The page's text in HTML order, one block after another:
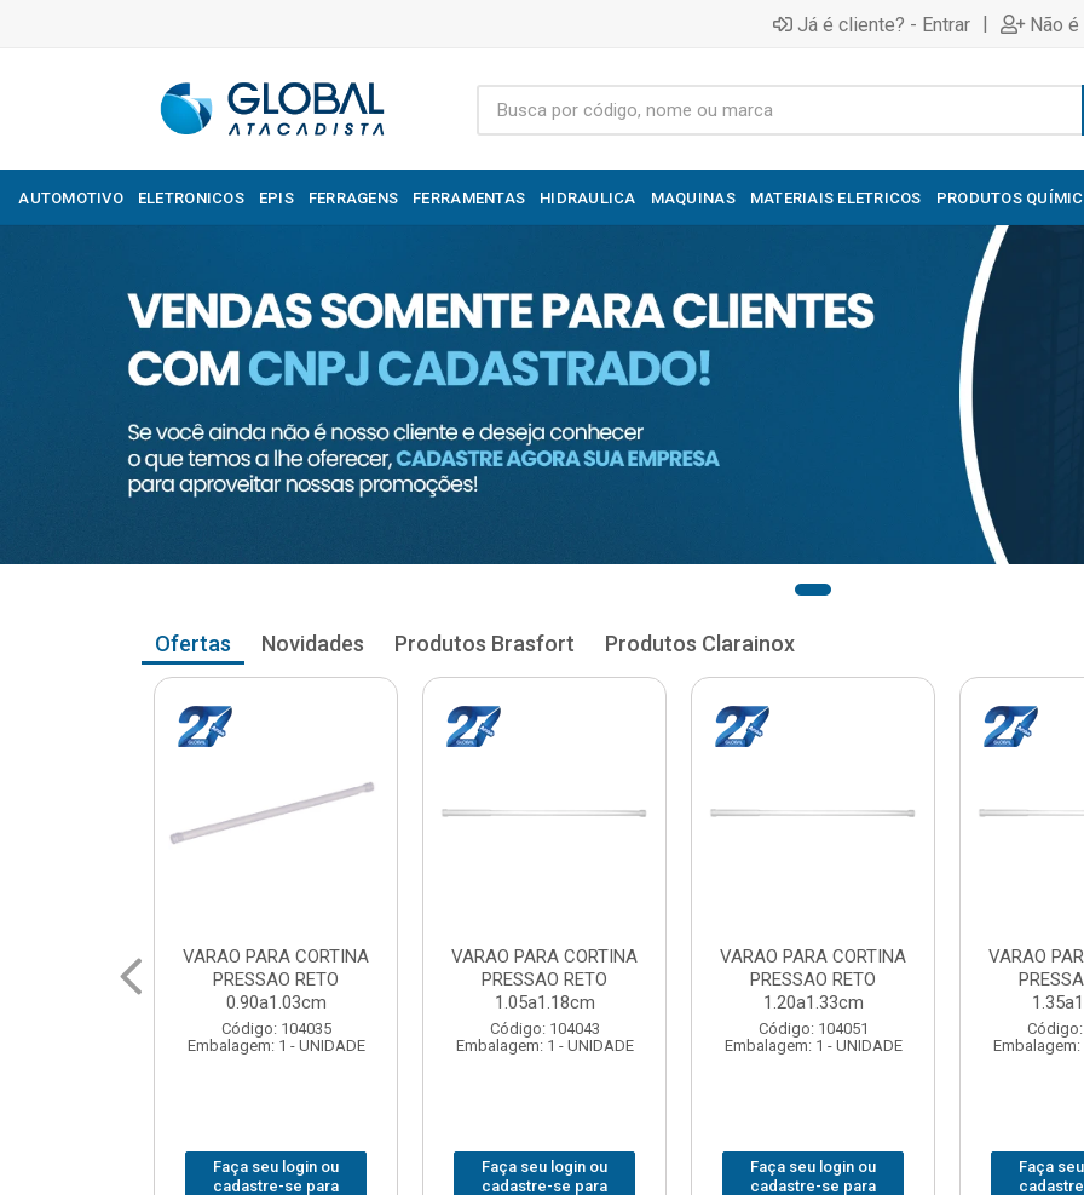
Já é cliente? - Entrar | Não
AUTOMOTIVO ELETRONICOS EPIS FERRAGENS FERRAMENTAS HIDRAULICA MAQUINAS MATERIAIS ELETRICOS PRODUTOS
Ofertas Novidades Produtos Brasfort Produtos Clarainox
VARAO PARA CORTINA
PRESSAO RETO
1.05a1.18cm
Código: 104043
Embalagem: 1 - UNIDADE
Faça seu login ou
cadastre-se para
VARAO PARA CORTINA
PRESSAO RETO
1.20a1.33cm
Código: 104051
Embalagem: 1 - UNIDADE
Faça seu login ou
cadastre-se para
VARAO PARA CORTINA
PRESSAO RETO
1.35a1.48cm
Código: 104060
Embalagem: 1 - UNIDADE
Faça seu login ou
cadastre-se para
VARAO
Embalagem:
Faça